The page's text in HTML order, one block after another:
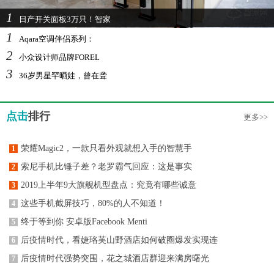
1 日产开关面板3万只！智家
1 Aqara空调伴侣系列：
2 小众设计师品牌FOREL
3 36岁男星罕晒娃，曾在聋
点击排行 更多>>
1 荣耀Magic2，一款只看外观就想入手的智慧手
2 索尼手机比锤子差？老罗霸气回应：这是事实
3 2019上半年9大旗舰机型盘点：究竟有哪些诚意
4 这些手机截屏技巧，80%的人不知道！
5 终于等到你 安卓版Facebook Menti
6 后疫情时代，看婕珞芙山野酒店如何破圈爆发实现连
7 后疫情时代强势突围，花之城酒店群迎来满房曙光